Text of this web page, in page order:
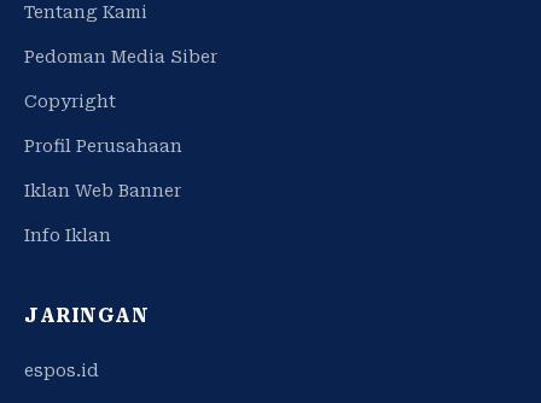
Tentang Kami
Pedoman Media Siber
Copyright
Profil Perusahaan
Iklan Web Banner
Info Iklan
JARINGAN
espos.id